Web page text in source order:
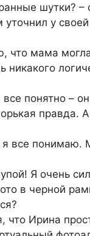
шутки? –
уточнил у
что мама
понятно –
все понимаю.
Я очень
в черной
что Ирина